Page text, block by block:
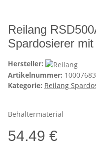
Reilang
Spardosierer
Hersteller:
Artikelnummer: 10007683
Kategorie: Reilang
Behältermaterial
54,49 €